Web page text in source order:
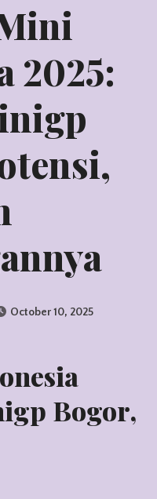
2025:
October 10, 2025
Bogor,